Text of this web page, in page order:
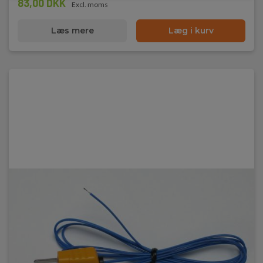
83,00 DKK Excl. moms
Læs mere Læg i kurv